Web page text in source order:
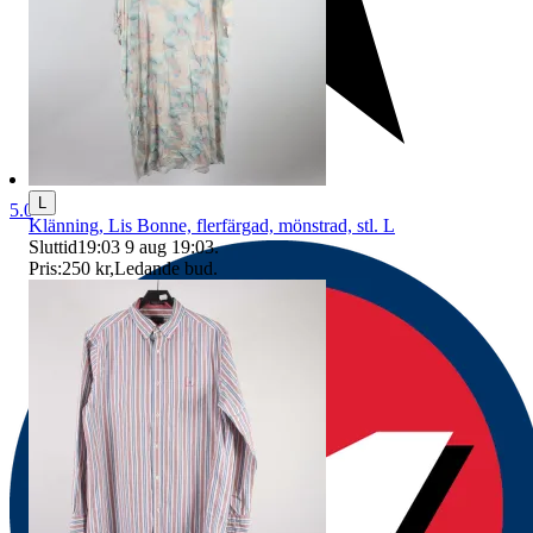
5.0
Klänning, Lis Bonne, flerfärgad, mönstrad, stl. L
Sluttid19:03 9 aug 19:03.
Pris:250 kr,Ledande bud.